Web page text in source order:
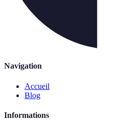
Navigation
Accueil
Blog
Informations